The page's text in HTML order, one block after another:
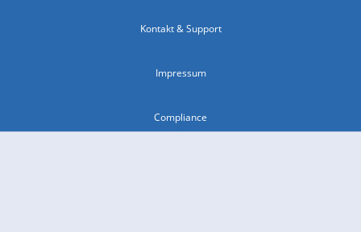
Kontakt & Support
Impressum
Compliance